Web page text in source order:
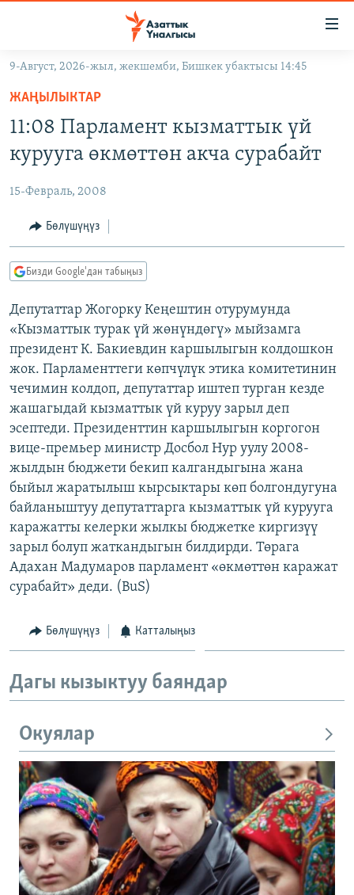
Навигацияга
өтүңүз
салыңызКЫРГЫЗСТАН
ЭКОНОМИКА
МАДАНИЯТ
БОРБОР АЗИЯ
УКРАИНА
АТАЙЫН ИЛИКТӨӨ
ТВ ПРОГРАММАЛАР
ЭКСПЕРТТЕР ТАЛДАЙТ
БИЗ ЖАНА ДҮЙНӨ
ЭЖЕ-СИҢДИЛЕР
ЫҢГАЙСЫЗ СУРООЛОР
ӨЗГӨЧӨ ПИКИР
Русский
ОНЛАЙН ШЕРИНЕ
ЭЕ/АРнун бардык сайттары
9-Август, 2026-жыл, жекшемби, Бишкек убактысы 14:45
ЖАҢЫЛЫКТАР
11:08 Парламент кызматтык үй
курууга өкмөттөн акча сурабайт
15-Февраль, 2008
Бөлүшүңүз
Бизди Google'дан табыңыз
Депутаттар Жогорку Кеңештин отурумунда
«Кызматтык турак үй жөнүндөгү» мыйзамга
президент К. Бакиевдин каршылыгын колдошкон
жок. Парламенттеги көпчүлүк этика комитетинин
чечимин колдоп, депутаттар иштеп турган кезде
жашагыдай кызматтык үй куруу зарыл деп
эсептеди. Президенттин каршылыгын коргогон
вице-премьер министр Досбол Нур уулу 2008-
жылдын бюджети бекип калгандыгына жана
быйыл жаратылыш кырсыктары көп болгондугуна
байланыштуу депутаттарга кызматтык үй курууга
каражатты келерки жылкы бюджетке киргизүү
зарыл болуп жаткандыгын билдирди. Төрага
Адахан Мадумаров парламент «өкмөттөн каражат
сурабайт» деди. (BuS)
Бөлүшүңүз Катталыңыз
Дагы кызыктуу баяндар
Окуялар